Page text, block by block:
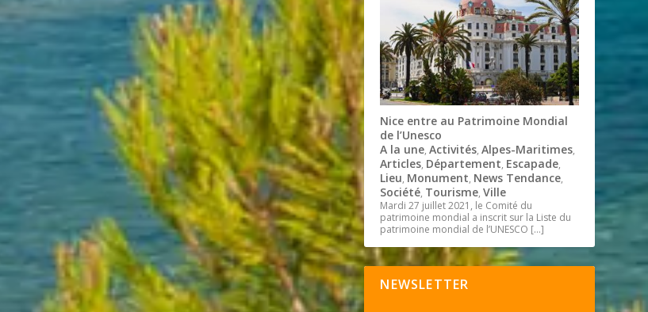
Nice entre au Patrimoine Mondial
de l’Unesco
A la une,Activités,Alpes-Maritimes,
Articles, Département, Escapade,
Lieu, Monument, News Tendance,
Société, Tourisme,Ville
Mardi 27 juillet 2021, le Comité du
patrimoine mondial a inscrit sur la Liste du
patrimoine mondial de l’UNESCO […]
NEWSLETTER